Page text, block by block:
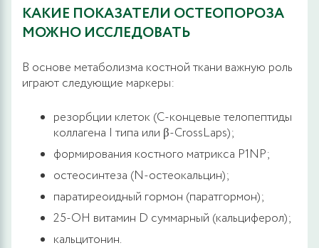
КАКИЕ ПОКАЗАТЕЛИ ОСТЕОПОРОЗА
МОЖНО ИССЛЕДОВАТЬ
В основе метаболизма костной ткани важную роль
играют следующие маркеры:
резорбции клеток (С-концевые телопептиды
коллагена I типа или β-CrossLaps);
формирования костного матрикса P1NP;
остеосинтеза (N-остеокальцин);
паратиреоидный гормон (паратгормон);
25-OH витамин D суммарный (кальциферол);
кальцитонин.